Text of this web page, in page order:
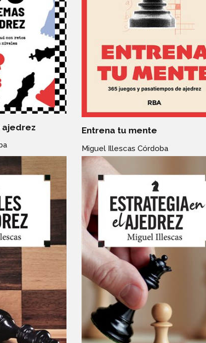
ajedrez Entrena tu mente
Miguel Illescas Córdoba